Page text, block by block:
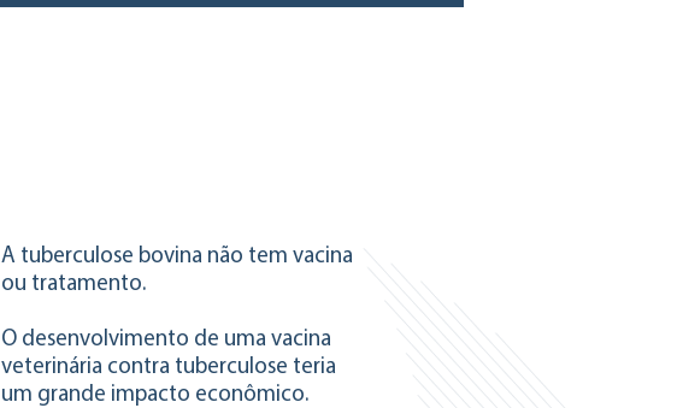
A tuberculose bovina não tem vacina
ou tratamento.
O desenvolvimento de uma vacina
veterinária contra tuberculose teria
um grande impacto econômico.